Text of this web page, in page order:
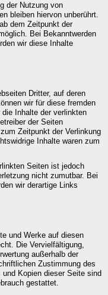
der Nutzung von
bleiben hiervon unberührt.
dem Zeitpunkt der
Bei Bekanntwerden
wir diese Inhalte
Dritter, auf deren
wir für diese fremden
die Inhalte der verlinkten
der Seiten
Zeitpunkt der Verlinkung
Inhalte waren zum
Seiten ist jedoch
nicht zumutbar. Bei
wir derartige Links
und Werke auf diesen
Die Vervielfältigung,
außerhalb der
Zustimmung des
Kopien dieser Seite sind
gestattet.